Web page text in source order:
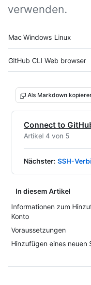
verwenden.
Platform
Mac Windows Linux
Tool navigation
GitHub CLI Web browser
Als Markdown
Connect to
Artikel 4 von 5
Nächster: SSH-
In diesem Artikel
Informationen zum
Konto
Voraussetzungen
Hinzufügen eines neuen